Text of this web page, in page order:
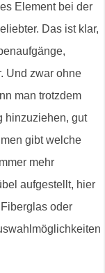
Element bei der
Das ist klar,
Und zwar ohne
man trotzdem
hinzuziehen, gut
gibt welche
mehr
aufgestellt, hier
oder